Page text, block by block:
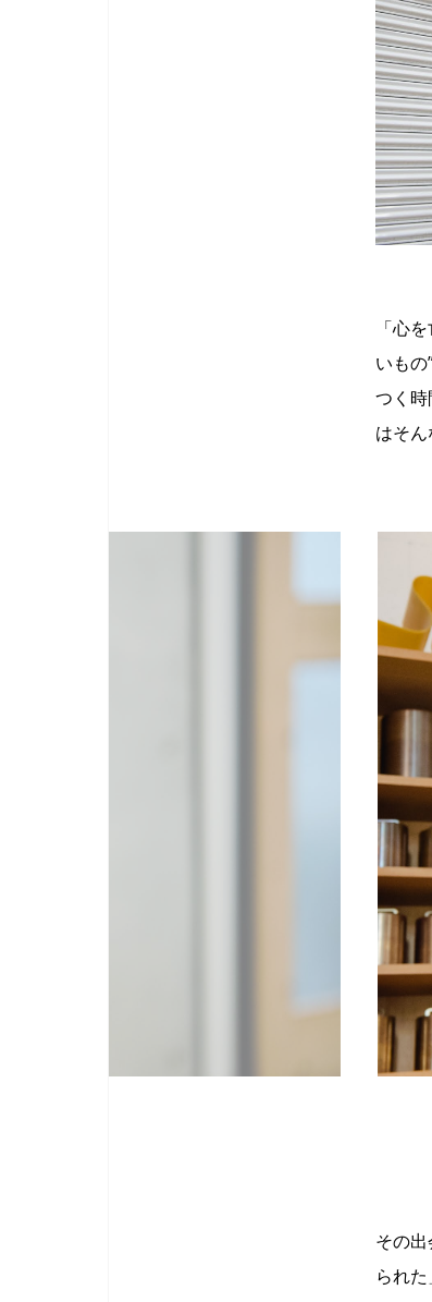
「心
いも
つく
はそ
その
られ